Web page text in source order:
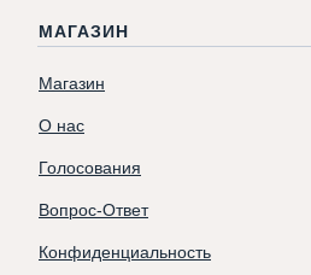
МАГАЗИН
Магазин
О нас
Голосования
Вопрос-Ответ
Конфиденциальность